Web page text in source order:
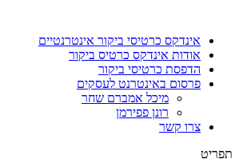
אינדקס כרטיסי ביקור אינטרנטיים
אודות אינדקס כרטיס ביקור
הדפסת כרטיסי ביקור
פרסום באינטרנט לעסקים
מיכל אמברם שחר
רונן פפירמן
צרו קשר
תפריט